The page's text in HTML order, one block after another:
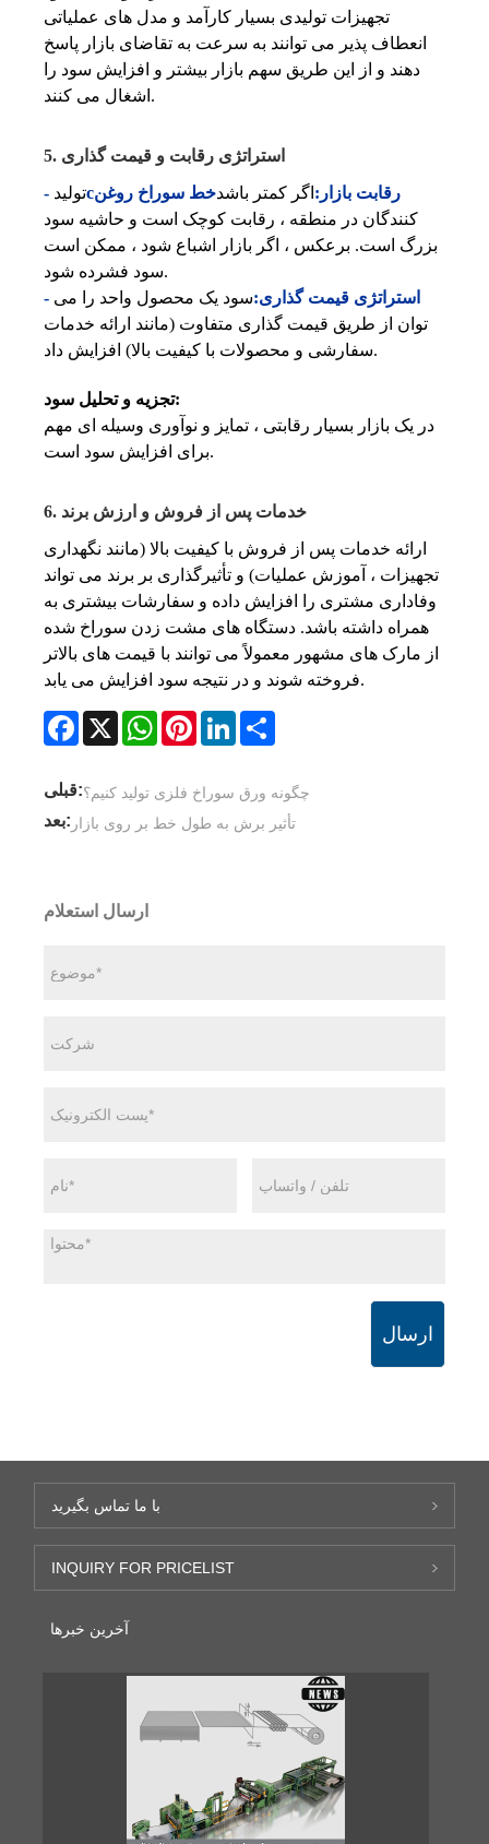
تجهیزات تولیدی بسیار کارآمد و مدل های عملیاتی
انعطاف پذیر می توانند به سرعت به تقاضای بازار پاسخ
دهند و از این طریق سهم بازار بیشتر و افزایش سود را
اشغال می کنند.
5. استراتژی رقابت و قیمت گذاری
- رقابت بازار: اگر کمتر باشد cخط سوراخ روغن تولید
کنندگان در منطقه ، رقابت کوچک است و حاشیه سود
بزرگ است. برعکس ، اگر بازار اشباع شود ، ممکن است
سود فشرده شود.
- استراتژی قیمت گذاری:سود یک محصول واحد را می
توان از طریق قیمت گذاری متفاوت (مانند ارائه خدمات
سفارشی و محصولات با کیفیت بالا) افزایش داد.
تجزیه و تحلیل سود:
در یک بازار بسیار رقابتی ، تمایز و نوآوری وسیله ای مهم
برای افزایش سود است.
6. خدمات پس از فروش و ارزش برند
ارائه خدمات پس از فروش با کیفیت بالا (مانند نگهداری
تجهیزات ، آموزش عملیات) و تأثیرگذاری بر برند می تواند
وفاداری مشتری را افزایش داده و سفارشات بیشتری به
همراه داشته باشد. دستگاه های مشت زدن سوراخ شده
از مارک های مشهور معمولاً می توانند با قیمت های بالاتر
فروخته شوند و در نتیجه سود افزایش می یابد.
Facebook
X WhatsAppPinterestLinkedIn
قبلی:چگونه ورق سوراخ فلزی تولید کنیم؟
بعد: تأثیر برش به طول خط بر روی بازار
ارسال استعلام
ارسال
با ما تماس بگیرید
INQUIRY FOR PRICELIST
آخرین خبرها